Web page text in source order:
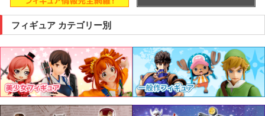
フィギュア カテゴリー別